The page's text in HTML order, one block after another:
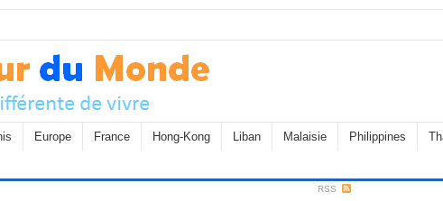
Europe France Hong-Kong Liban Malaisie Philippines
RSS